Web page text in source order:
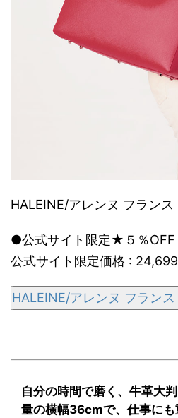
HALEINE/アレンヌ フラン
●公式サイト限定★５％OFF
公式サイト限定価格 :
HALEINE/アレンヌ フラン
自分の時間で磨く、牛革大
量の横幅36cmで、仕事にも